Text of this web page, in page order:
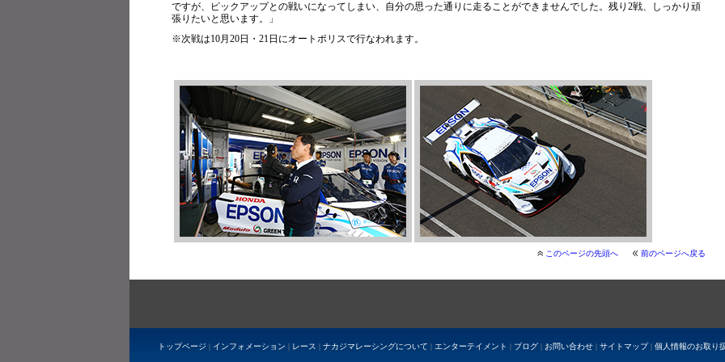
ですが、ピックアップとの戦いになってしまい、自分の思った通りに走ることができませんでした。残り2戦、しっかり頑
張りたいと思います。」
※次戦は10月20日・21日にオートポリスで行なわれます。
このページの先頭へ 前のページへ戻る
トップページ | インフォメーション | レース | ナカジマレーシングについて | エンターテイメント | ブログ | お問い合わせ | サイトマップ| 個人情報のお取り